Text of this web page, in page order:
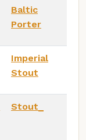
Baltic
Porter
Imperial
Stout
Stout_